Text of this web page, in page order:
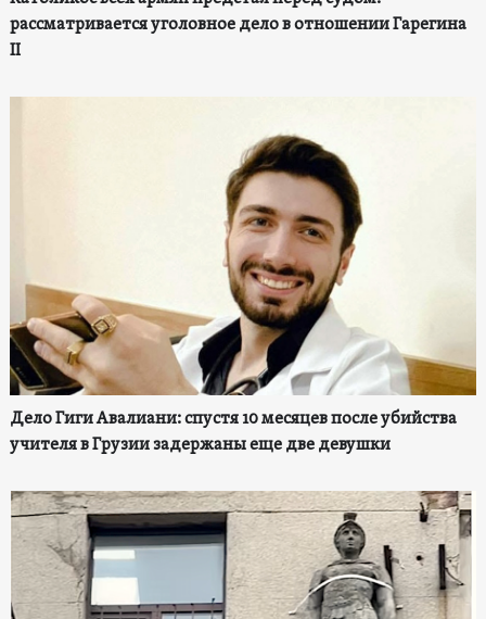
рассматривается уголовное дело в отношении Гарегина
II
Дело Гиги Авалиани: спустя 10 месяцев после убийства
учителя в Грузии задержаны еще две девушки